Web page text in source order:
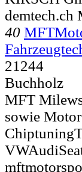
demtech.ch
40
21244
Buchholz
MFT
sowie